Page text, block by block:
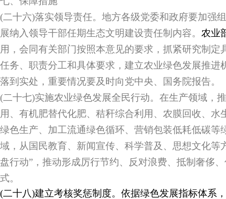
(二十六)落实领导责任。地方各级党委和政府要加强
展纳入领导干部任期生态文明建设责任制内容。 农业
用，会同有关部门按照本意见的要求，抓紧研究制定
任务、职责分工和具体要求，建立农业绿色发展推进
落到实处，重要情况要及时向党中央、国务院报告。
(二十七)实施农业绿色发展全民行动。在生产领域，
用、有机肥替代化肥、秸秆综合利用、农膜回收、水
绿色生产、加工流通绿色循环、营销包装低耗低碳等
域，从国民教育、新闻宣传、科学普及、思想文化等
盘行动”，推动形成厉行节约、反对浪费、抵制奢侈
式。
(二十八)建立考核奖惩制度。依据绿色发展指标体系